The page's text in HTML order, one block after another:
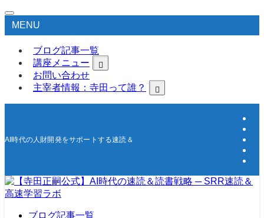
MENU
ブログ記事一覧
講座メニュー
お問い合わせ
主宰者情報：寺田って誰？
AI時代の人財開発をサポートする速読＆高速学習の研究所
ブログ記事一覧